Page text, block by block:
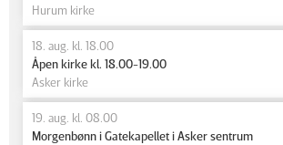
Hurum kirke
18. aug. kl. 18.00
Åpen kirke kl. 18.00-19.00
Asker kirke
19. aug. kl. 08.00
Morgenbønn i Gatekapellet i Asker sentrum